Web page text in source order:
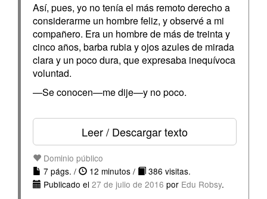
Así, pues, yo no tenía el más remoto derecho a
considerarme un hombre feliz, y observé a mi
compañero. Era un hombre de más de treinta y
cinco años, barba rubia y ojos azules de mirada
clara y un poco dura, que expresaba inequívoca
voluntad.
—Se conocen—me dije—y no poco.
Leer / Descargar texto
Dominio público
7 págs. /
12 minutos /
386 visitas.
Publicado el 27 de julio de 2016 por Edu Robsy.